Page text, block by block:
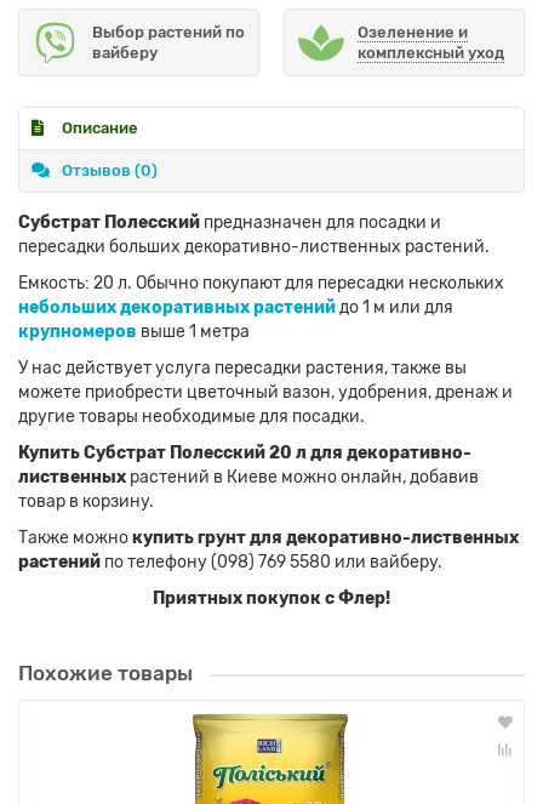
Выбор растений по
вайберу
Озеленение и
комплексный уход
Описание
Отзывов (0)
Субстрат Полесский предназначен для посадки и
пересадки больших декоративно-лиственных растений.
Емкость: 20 л. Обычно покупают для пересадки нескольких
небольших декоративных растенийдо 1 м или для
крупномеров выше 1 метра
У нас действует услуга пересадки растения, также вы
можете приобрести цветочный вазон, удобрения, дренаж и
другие товары необходимые для посадки.
Купить Субстрат Полесский 20 л для декоративно-
лиственных растений в Киеве можно онлайн, добавив
товар в корзину.
Также можнокупить грунт для декоративно-лиственных
растений по телефону (098) 769 5580 или вайберу.
Приятных покупок с Флер!
Похожие товары